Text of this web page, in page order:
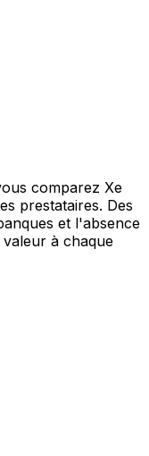
comparez Xe
prestataires. Des
et l'absence
à chaque